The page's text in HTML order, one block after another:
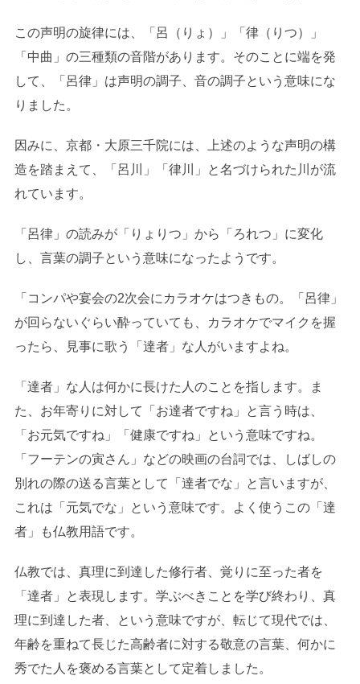
この声明の旋律には、「呂（りょ）」「律（りつ）」
「中曲」の三種類の音階があります。そのことに端を発
して、「呂律」は声明の調子、音の調子という意味にな
りました。
因みに、京都・大原三千院には、上述のような声明の構
造を踏まえて、「呂川」「律川」と名づけられた川が流
れています。
「呂律」の読みが「りょりつ」から「ろれつ」に変化
し、言葉の調子という意味になったようです。
「コンパや宴会の2次会にカラオケはつきもの。「呂律」
が回らないぐらい酔っていても、カラオケでマイクを握
ったら、見事に歌う「達者」な人がいますよね。
「達者」な人は何かに長けた人のことを指します。ま
た、お年寄りに対して「お達者ですね」と言う時は、
「お元気ですね」「健康ですね」という意味ですね。
「フーテンの寅さん」などの映画の台詞では、しばしの
別れの際の送る言葉として「達者でな」と言いますが、
これは「元気でな」という意味です。よく使うこの「達
者」も仏教用語です。
仏教では、真理に到達した修行者、覚りに至った者を
「達者」と表現します。学ぶべきことを学び終わり、真
理に到達した者、という意味ですが、転じて現代では、
年齢を重ねて長じた高齢者に対する敬意の言葉、何かに
秀でた人を褒める言葉として定着しました。